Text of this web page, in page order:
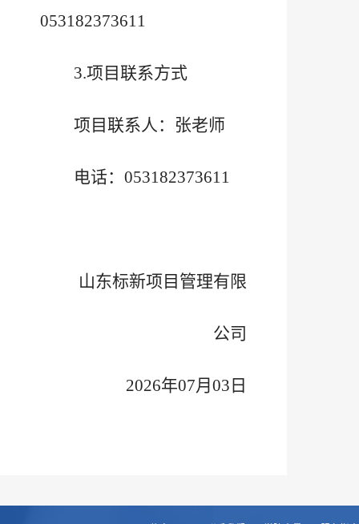
053182373611
3.项目联系方式
项目联系人：张老师
电话：053182373611
山东标新项目管理有限
公司
2026年07月03日